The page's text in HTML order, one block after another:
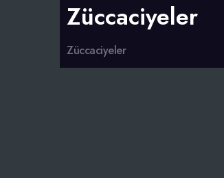
Züccaciyeler
Züccaciyeler